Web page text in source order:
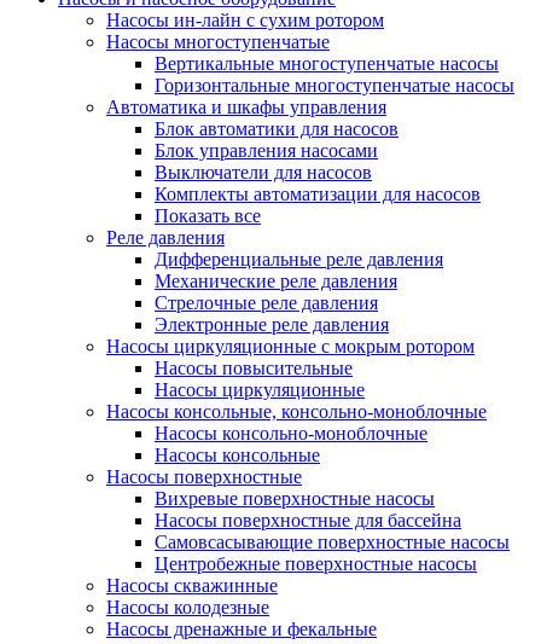
Насосы ин-лайн с сухим ротором
Насосы многоступенчатые
Вертикальные многоступенчатые насосы
Горизонтальные многоступенчатые насосы
Автоматика и шкафы управления
Блок автоматики для насосов
Блок управления насосами
Выключатели для насосов
Комплекты автоматизации для насосов
Показать все
Реле давления
Дифференциальные реле давления
Механические реле давления
Стрелочные реле давления
Электронные реле давления
Насосы циркуляционные с мокрым ротором
Насосы повысительные
Насосы циркуляционные
Насосы консольные, консольно-моноблочные
Насосы консольно-моноблочные
Насосы консольные
Насосы поверхностные
Вихревые поверхностные насосы
Насосы поверхностные для бассейна
Самовсасывающие поверхностные насосы
Центробежные поверхностные насосы
Насосы скважинные
Насосы колодезные
Насосы дренажные и фекальные